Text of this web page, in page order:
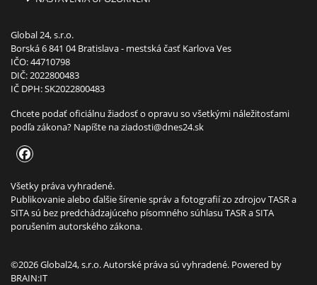
Global 24, s.r.o.
Borská 6 841 04 Bratislava - mestská časť Karlova Ves
IČO: 44710798
DIČ: 2022800483
IČ DPH: SK2022800483
Chcete podať oficiálnu žiadosť o opravu so všetkými náležitosťami
podľa zákona? Napíšte naziadosti@dnes24.sk
Všetky práva vyhradené.
Publikovanie alebo ďalšie šírenie správ a fotografií zo zdrojov TASR a
SITA sú bez predchádzajúceho písomného súhlasu TASR a SITA
porušením autorského zákona.
©2026 Global24, s.r.o. Autorské práva sú vyhradené. Powered by
BRAIN:IT